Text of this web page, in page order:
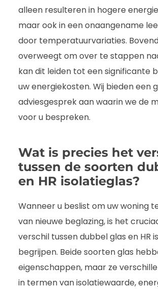
alleen resulteren in hogere
maar ook in een onaangename
door temperatuurvariaties.
overweegt om over te stappen
kan dit leiden tot een significante
uw energiekosten. Wij bieden een
adviesgesprek aan waarin we de
voor u bespreken.
Wat is precies het
tussen de soorten
en HR isolatieglas?
Wanneer u beslist om uw woning
van nieuwe beglazing, is het
verschil tussen dubbel glas en HR
begrijpen. Beide soorten glas
eigenschappen, maar ze
in termen van isolatiewaarde,